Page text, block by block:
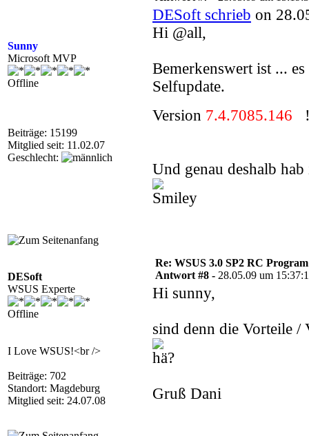
Sunny
Microsoft MVP
Offline
Beiträge: 15199
Mitglied seit: 11.02.07
Geschlecht:
DESoft schrieb on
Hi @all,
Bemerkenswert ist ...
Selfupdate.
Version 7.4.7085.146
Und genau deshalb
DESoft
WSUS Experte
Offline
I Love WSUS!<br />
Beiträge: 702
Standort: Magdeburg
Mitglied seit: 24.07.08
Re: WSUS 3.0 SP2 RC
Antwort #8 - 28.05.09 um
Hi sunny,
sind denn die Vorteile /
Gruß Dani